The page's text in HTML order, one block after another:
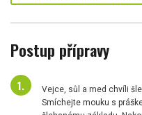
Postup přípravy
Vejce, sůl a med chvíli
Smíchejte mouku s